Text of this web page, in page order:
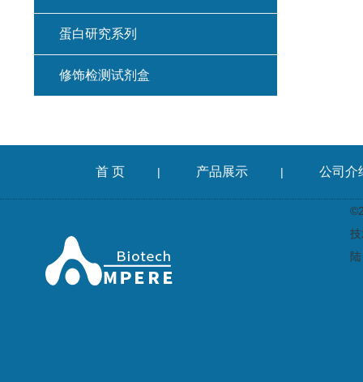
蛋白研究系列
修饰检测试剂盒
首 页 | 产品展示 | 公司介
陆